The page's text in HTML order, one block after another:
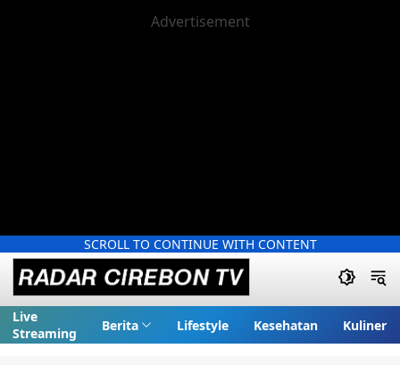
SCROLL TO CONTINUE WITH CONTENT
Live
Streaming
Berita Lifestyle Kesehatan Kuliner